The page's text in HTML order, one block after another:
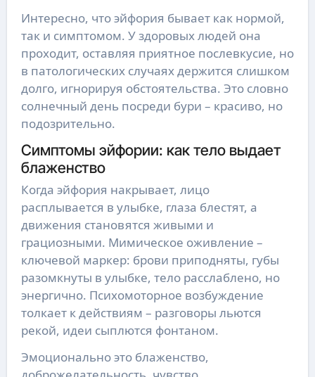
Интересно, что эйфория бывает как нормой,
так и симптомом. У здоровых людей она
проходит, оставляя приятное послевкусие, но
в патологических случаях держится слишком
долго, игнорируя обстоятельства. Это словно
солнечный день посреди бури – красиво, но
подозрительно.
Симптомы эйфории: как тело выдает
блаженство
Когда эйфория накрывает, лицо
расплывается в улыбке, глаза блестят, а
движения становятся живыми и
грациозными. Мимическое оживление –
ключевой маркер: брови приподняты, губы
разомкнуты в улыбке, тело расслаблено, но
энергично. Психомоторное возбуждение
толкает к действиям – разговоры льются
рекой, идеи сыплются фонтаном.
Эмоционально это блаженство,